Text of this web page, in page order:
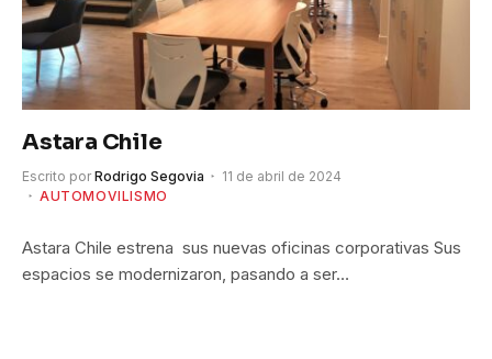
Astara Chile
Escrito por Rodrigo Segovia
11 de abril de 2024
AUTOMOVILISMO
Astara Chile estrena sus nuevas oficinas corporativas Sus
espacios se modernizaron, pasando a ser…